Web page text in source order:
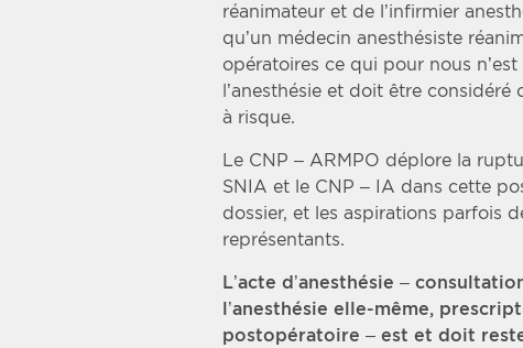
réanimateur et de l’infirmier
qu’un médecin anesthésiste
opératoires ce qui pour nous
l’anesthésie et doit être
à risque.
Le CNP – ARMPO déplore la
SNIA et le CNP – IA dans cette
dossier, et les aspirations parfois
représentants.
L’acte d’anesthésie –
l’anesthésie elle-même,
postopératoire – est et doit